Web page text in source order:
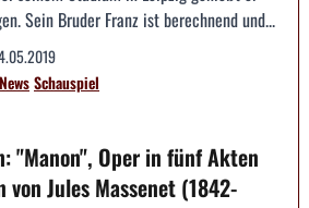
Sein Bruder Franz ist berechnend und...
NewsSchauspiel
"Manon", Oper in fünf Akten
von Jules Massenet (1842-